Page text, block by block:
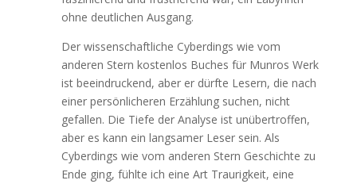
ohne deutlichen Ausgang.
Der wissenschaftliche Cyberdings wie vom
anderen Stern kostenlos Buches für Munros Werk
ist beeindruckend, aber er dürfte Lesern, die nach
einer persönlicheren Erzählung suchen, nicht
gefallen. Die Tiefe der Analyse ist unübertroffen,
aber es kann ein langsamer Leser sein. Als
Cyberdings wie vom anderen Stern Geschichte zu
Ende ging, fühlte ich eine Art Traurigkeit, eine